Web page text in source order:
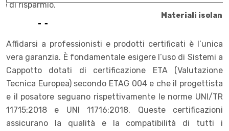
Materiali
Affidarsi a professionisti e prodotti certificati è l’unica
vera garanzia. È fondamentale esigere l’uso di Sistemi a
Cappotto dotati di certificazione ETA (Valutazione
Tecnica Europea) secondo ETAG 004 e che il progettista
e il posatore seguano rispettivamente le norme UNI/TR
11715:2018 e UNI 11716:2018. Queste certificazioni
assicurano la qualità e la compatibilità di tutti i